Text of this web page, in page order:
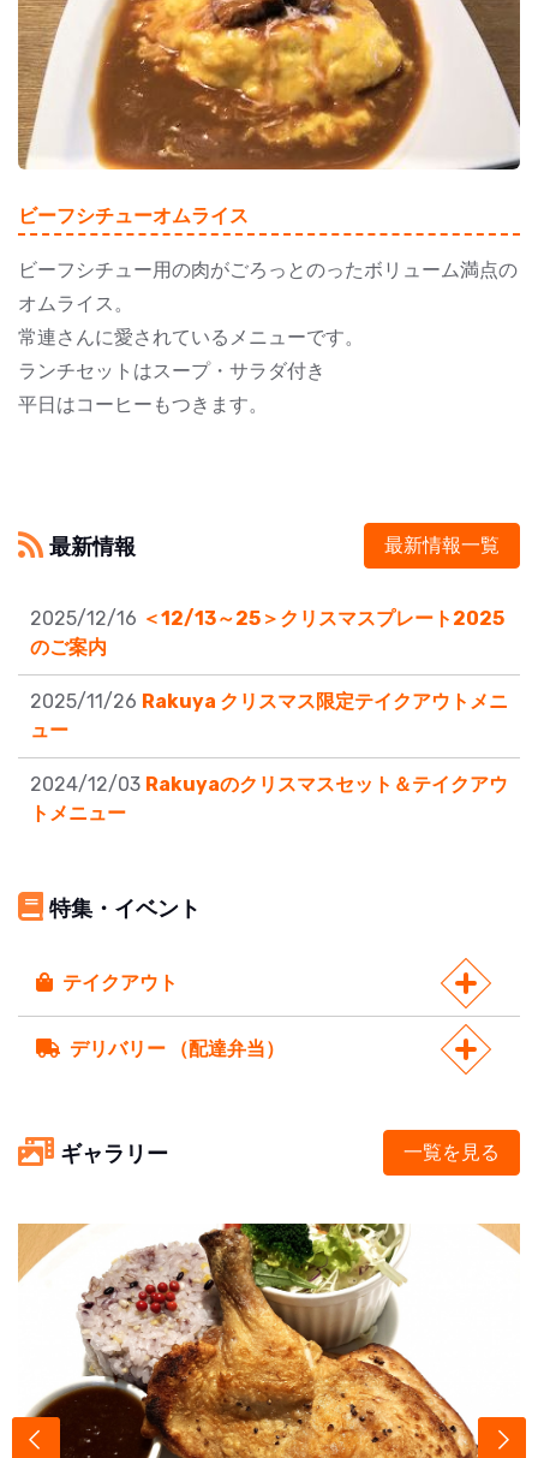
ビーフシチューオムライス
ビーフシチュー用の肉がごろっとのったボリューム満点の
オムライス。
常連さんに愛されているメニューです。
ランチセットはスープ・サラダ付き
平日はコーヒーもつきます。
最新情報 最新情報一覧
2025/12/16 ＜12/13～25＞クリスマスプレート2025
のご案内
2025/11/26 Rakuya クリスマス限定テイクアウトメニ
ュー
2024/12/03 Rakuyaのクリスマスセット＆テイクアウ
トメニュー
特集・イベント
テイクアウト
デリバリー （配達弁当）
ギャラリー 一覧を見る